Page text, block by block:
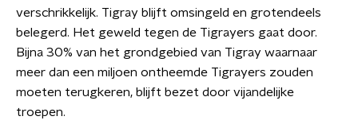
verschrikkelijk. Tigray blijft omsingeld en grotendeels
belegerd. Het geweld tegen de Tigrayers gaat door.
Bijna 30% van het grondgebied van Tigray waarnaar
meer dan een miljoen ontheemde Tigrayers zouden
moeten terugkeren, blijft bezet door vijandelijke
troepen.